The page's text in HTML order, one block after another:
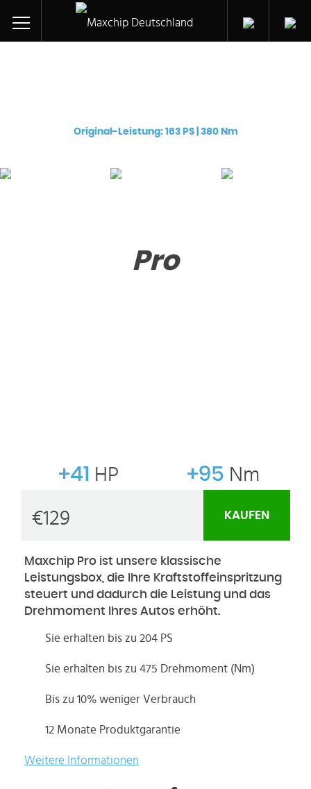
Original-Leistung: 163 PS | 380 Nm
Pro
+41 HP +95 Nm
€129 KAUFEN
Maxchip Pro ist unsere klassische
Leistungsbox, die Ihre Kraftstoffeinspritzung
steuert und dadurch die Leistung und das
Drehmoment Ihres Autos erhöht.
Sie erhalten bis zu 204 PS
Sie erhalten bis zu 475 Drehmoment (Nm)
Bis zu 10% weniger Verbrauch
12 Monate Produktgarantie
Weitere Informationen